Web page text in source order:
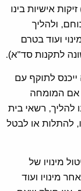
אישיות בינו
ולהליך
ועוד בטרם
ייכנס לתוקף עם
המומחה
להליך, רשאי בית
להתלות או לבטל
מינויו של
מינויו ועוד